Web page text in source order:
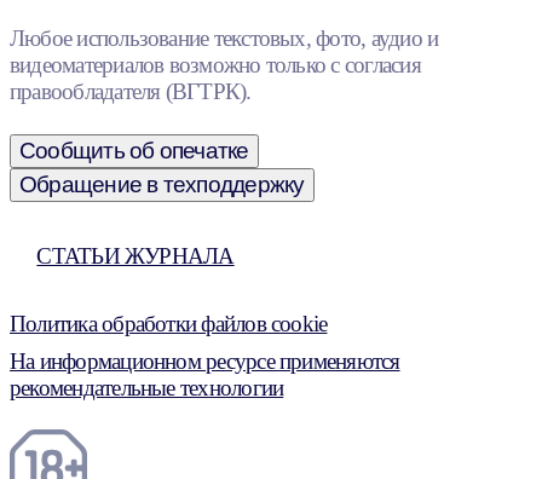
Любое использование текстовых, фото, аудио и
видеоматериалов возможно только с согласия
правообладателя (ВГТРК).
Сообщить об опечатке
Обращение в техподдержку
СТАТЬИ ЖУРНАЛА
Политика обработки файлов cookie
На информационном ресурсе применяются
рекомендательные технологии